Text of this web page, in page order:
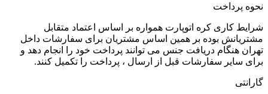
نحوه پرداخت
شرایط کاری کره اتوپارت همواره بر اساس اعتماد متقابل
مشتریانش بوده بر همین اساس مشتریان برای سفارشات داخل
تهران هنگام دریافت جنس می توانند پرداخت خود را انجام دهد و
برای سایر سفارشات قبل از ارسال ، پرداخت را تکمیل کنند.
گارانتی